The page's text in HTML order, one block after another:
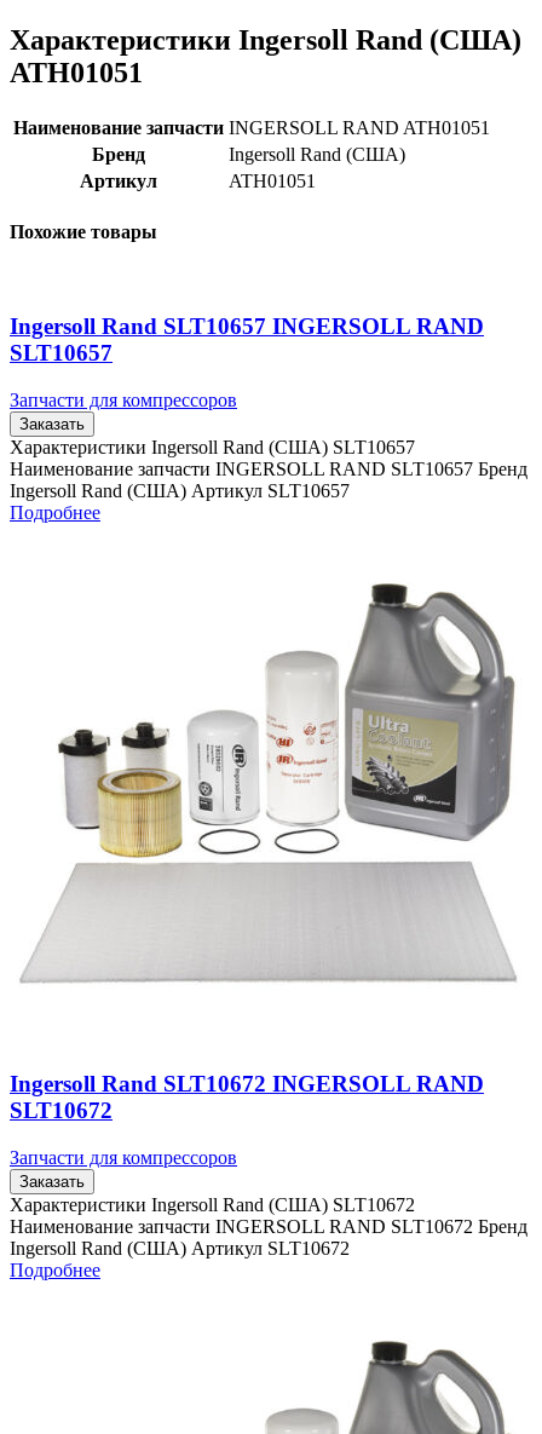
Характеристики Ingersoll Rand (США)
ATH01051
Наименование запчасти INGERSOLL RAND ATH01051
Бренд
Ingersoll Rand (США)
Артикул
ATH01051
Похожие товары
Ingersoll Rand SLT10657 INGERSOLL RAND
SLT10657
Запчасти для компрессоров
Заказать
Характеристики Ingersoll Rand (США) SLT10657
Наименование запчасти INGERSOLL RAND SLT10657 Бренд
Ingersoll Rand (США) Артикул SLT10657
Подробнее
Ingersoll Rand SLT10672 INGERSOLL RAND
SLT10672
Запчасти для компрессоров
Заказать
Характеристики Ingersoll Rand (США) SLT10672
Наименование запчасти INGERSOLL RAND SLT10672 Бренд
Ingersoll Rand (США) Артикул SLT10672
Подробнее